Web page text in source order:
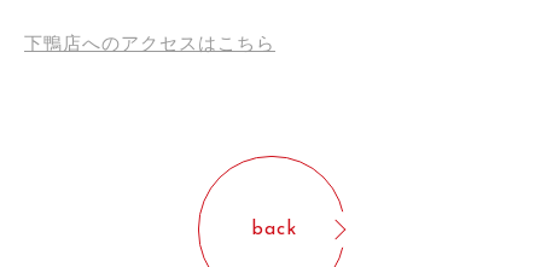
下鴨店へのアクセスはこちら
back